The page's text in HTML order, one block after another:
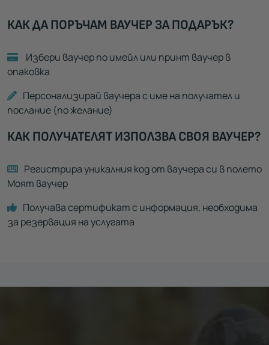
КАК ДА ПОРЪЧАМ ВАУЧЕР ЗА ПОДАРЪК?
Избери ваучер по имейл или принт ваучер в
опаковка
Персонализирай ваучера с име на получател и
послание (по желание)
КАК ПОЛУЧАТЕЛЯТ ИЗПОЛЗВА СВОЯ ВАУЧЕР?
Регистрира уникалния код от ваучера си в полето
Моят ваучер
Получава сертификат с информация, необходима
за резервация на услугата